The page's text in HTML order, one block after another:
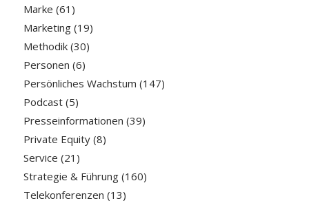
Marke (61)
Marketing(19)
Methodik(30)
Personen (6)
Persönliches Wachstum (147)
Podcast(5)
Presseinformationen (39)
Private Equity(8)
Service (21)
Strategie & Führung(160)
Telekonferenzen (13)